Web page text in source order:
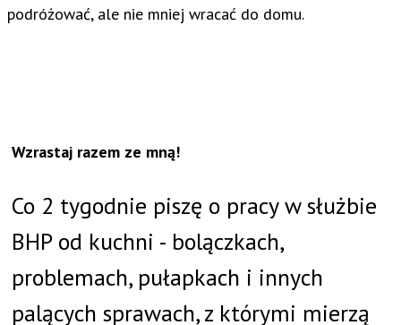
podróżować, ale nie mniej wracać do domu.
Wzrastaj razem ze mną!
Co 2 tygodnie piszę o pracy w służbie
BHP od kuchni - bolączkach,
problemach, pułapkach i innych
palących sprawach, z którymi mierzą